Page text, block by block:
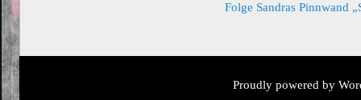
Folge Sandras Pinnwand
Proudly powered by